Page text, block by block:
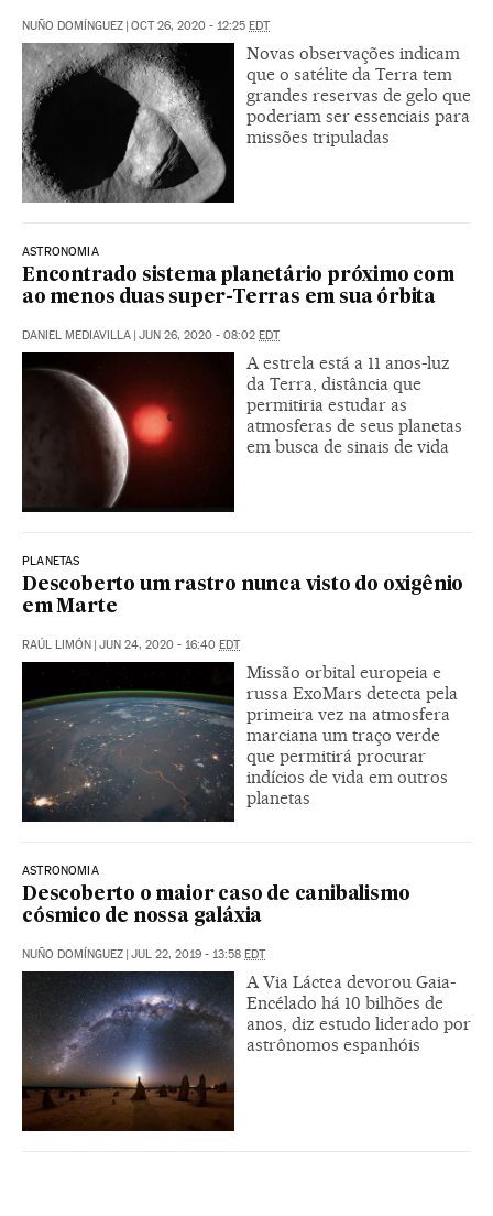
NUÑO DOMÍNGUEZ OCT 26, 2020 - 12:25 EDT
Novas observações indicam
que o satélite da Terra tem
grandes reservas de gelo que
poderiam ser essenciais para
missões tripuladas
ASTRONOMIA
Encontrado sistema planetário próximo com
ao menos duas super-Terras em sua órbita
DANIEL MEDIAVILLA | JUN 26, 2020 - 08:02 EDT
A estrela está a 11 anos-luz
da Terra, distância que
permitiria estudar as
atmosferas de seus planetas
em busca de sinais de vida
PLANETAS
Descoberto um rastro nunca visto do oxigênio
em Marte
RAÚL LIMÓN | JUN 24, 2020 - 16:40 EDT
Missão orbital europeia e
russa ExoMars detecta pela
primeira vez na atmosfera
marciana um traço verde
que permitirá procurar
indícios de vida em outros
planetas
ASTRONOMIA
Descoberto o maior caso de canibalismo
cósmico de nossa galáxia
NUÑO DOMÍNGUEZ | JUL 22, 2019 - 13:58 EDT
A Via Láctea devorou Gaia-
Encélado há 10 bilhões de
anos, diz estudo liderado por
astrônomos espanhóis